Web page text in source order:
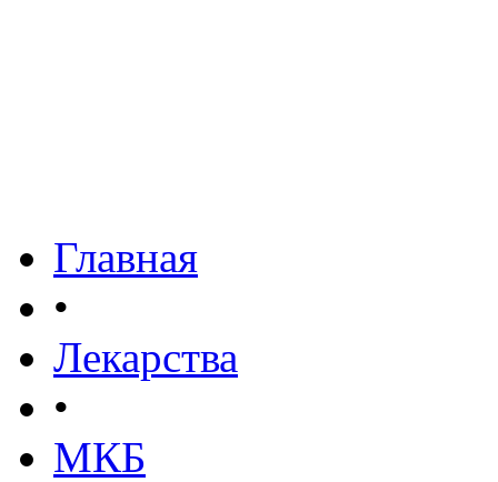
Главная
•
Лекарства
•
МКБ